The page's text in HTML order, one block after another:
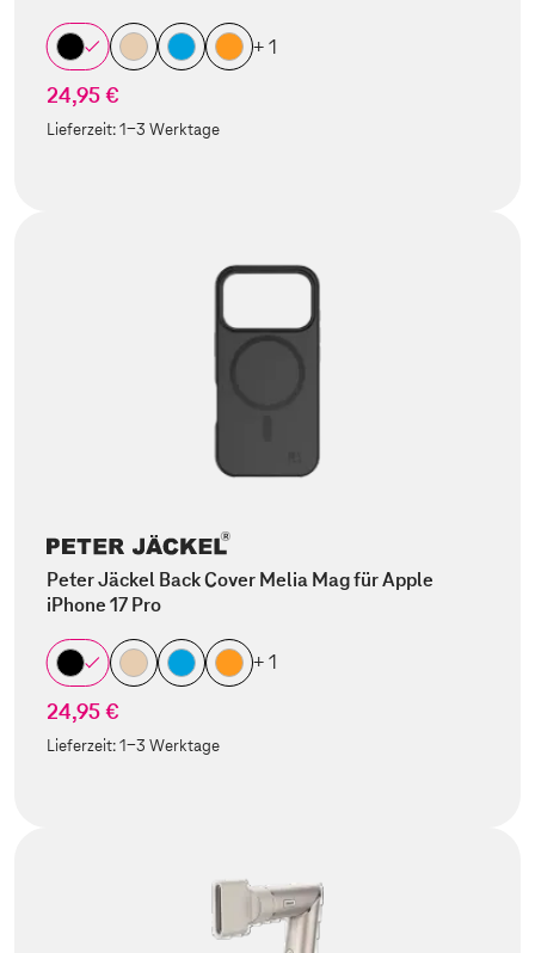
+ 1
24,95 €
Lieferzeit:1-3 Werktage
Peter Jäckel Back Cover Melia Mag für Apple
iPhone 17 Pro
+ 1
24,95 €
Lieferzeit:1-3 Werktage